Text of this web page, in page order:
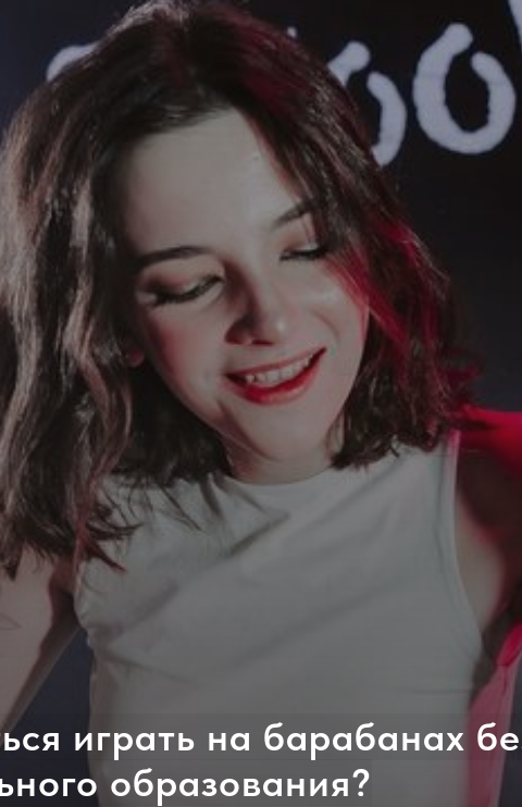
играть на барабанах
образования?